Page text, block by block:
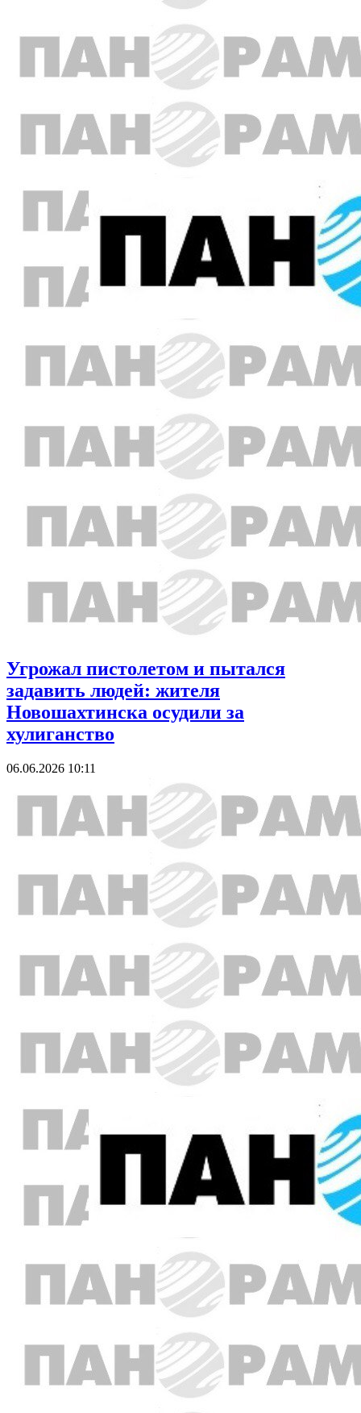
Угрожал пистолетом и пытался
задавить людей: жителя
Новошахтинска осудили за
хулиганство
06.06.2026 10:11